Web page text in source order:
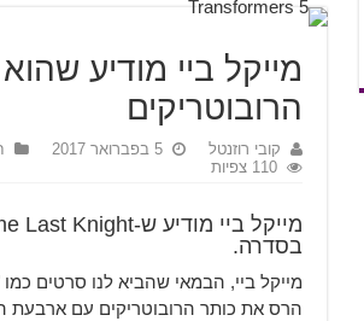
מייקל ביי מודיע
הרובוטריקים
קובי רוזנטל 5 בפברואר 2017
110 צפיות
בסדרה.
מייקל ביי, הבמאי שהביא לנו סרטים
הרס את כותר הרובוטריקים עם ארבעת